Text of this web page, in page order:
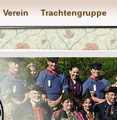
Verein Trachtengruppe